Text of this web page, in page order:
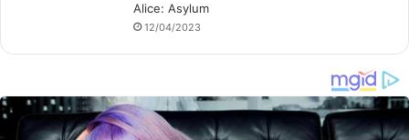
Alice: Asylum
12/04/2023